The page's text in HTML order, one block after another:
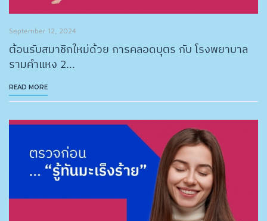
September 12, 2024
ต้อนรับสมาชิกใหม่ด้วย การคลอดบุตร กับ โรงพยาบาล
รามคำแหง 2...
READ MORE